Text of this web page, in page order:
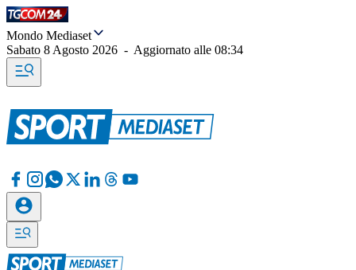
Mondo Mediaset
Sabato 8 Agosto 2026 - Aggiornato alle 08:34